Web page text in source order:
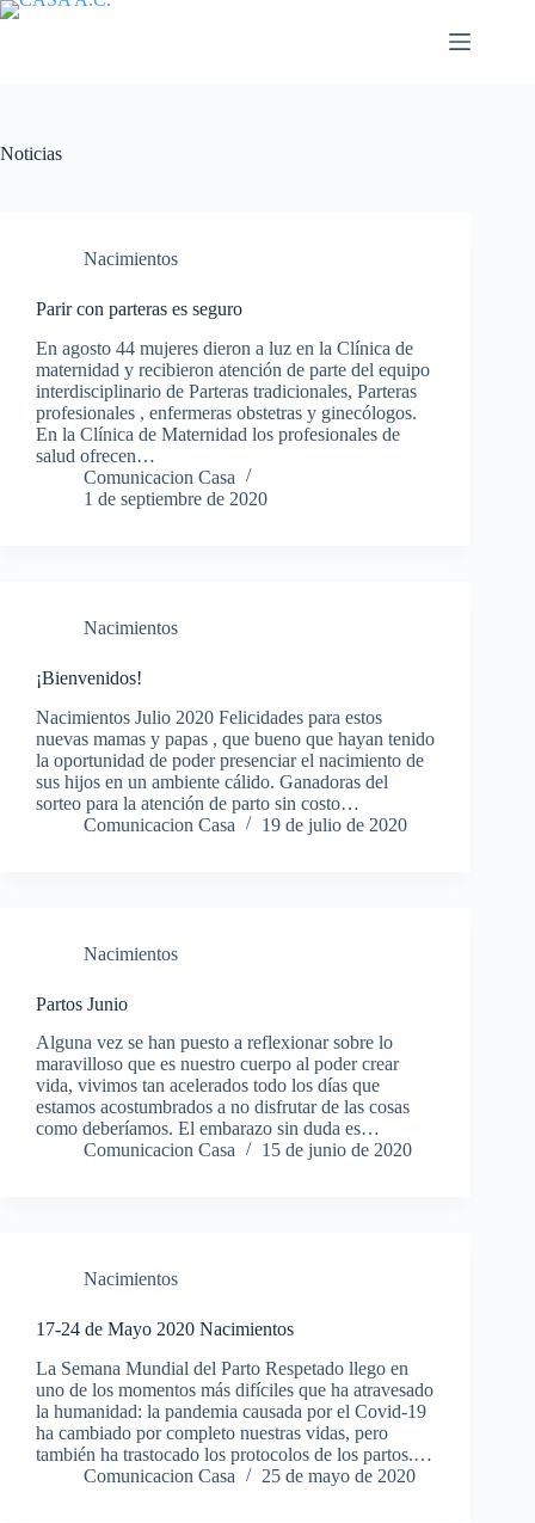
Saltar
Noticias
Nacimientos
Parir con parteras es seguro
En agosto 44 mujeres dieron a luz en la Clínica de
maternidad y recibieron atención de parte del equipo
interdisciplinario de Parteras tradicionales, Parteras
profesionales , enfermeras obstetras y ginecólogos.
En la Clínica de Maternidad los profesionales de
salud ofrecen…
Comunicacion Casa
1 de septiembre de 2020
Nacimientos
¡Bienvenidos!
Nacimientos Julio 2020 Felicidades para estos
nuevas mamas y papas , que bueno que hayan tenido
la oportunidad de poder presenciar el nacimiento de
sus hijos en un ambiente cálido. Ganadoras del
sorteo para la atención de parto sin costo…
Comunicacion Casa
19 de julio de 2020
Nacimientos
Partos Junio
Alguna vez se han puesto a reflexionar sobre lo
maravilloso que es nuestro cuerpo al poder crear
vida, vivimos tan acelerados todo los días que
estamos acostumbrados a no disfrutar de las cosas
como deberíamos. El embarazo sin duda es…
Comunicacion Casa
15 de junio de 2020
Nacimientos
17-24 de Mayo 2020 Nacimientos
La Semana Mundial del Parto Respetado llego en
uno de los momentos más difíciles que ha atravesado
la humanidad: la pandemia causada por el Covid-19
ha cambiado por completo nuestras vidas, pero
también ha trastocado los protocolos de los partos.…
Comunicacion Casa
25 de mayo de 2020